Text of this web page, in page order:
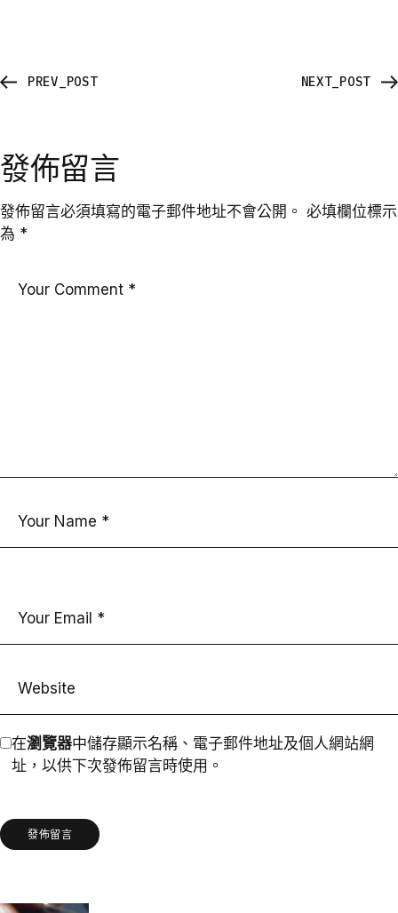
PREV_POST NEXT_POST
發佈留言
發佈留言必須填寫的電子郵件地址不會公開。 必填欄位標示
為 *
在瀏覽器中儲存顯示名稱、電子郵件地址及個人網站網
址，以供下次發佈留言時使用。
發佈留言